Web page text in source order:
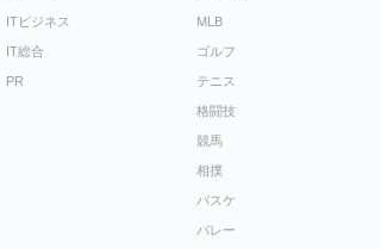
ITビジネス
IT総合
PR
MLB
ゴルフ
テニス
格闘技
競馬
相撲
バスケ
バレー